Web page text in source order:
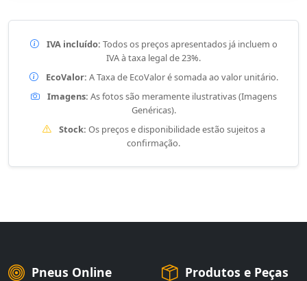
IVA incluído: Todos os preços apresentados já incluem o
IVA à taxa legal de 23%.
EcoValor: A Taxa de EcoValor é somada ao valor unitário.
Imagens: As fotos são meramente ilustrativas (Imagens
Genéricas).
Stock: Os preços e disponibilidade estão sujeitos a
confirmação.
Pneus Online Produtos e Peças